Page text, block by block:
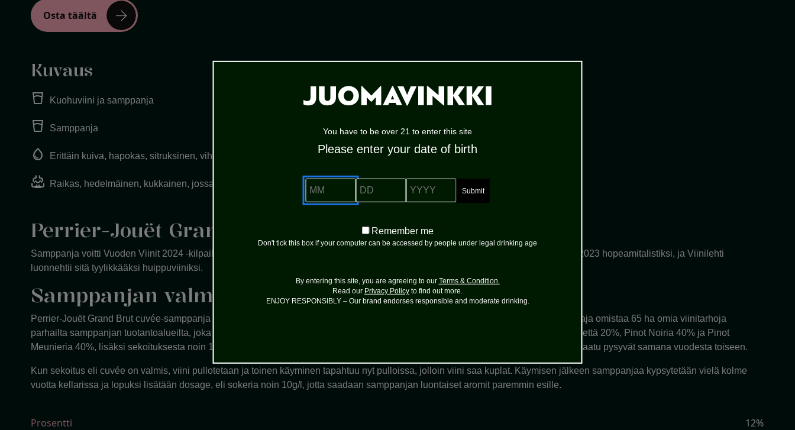
Osta täältä arrow_forward
Kuvaus
water_full Kuohuviini ja samppanja
water_full Samppanja
water_drop Erittäin kuiva, hapokas, sitruksinen, viheromenainen, valkoherukkainen, kevyen yrttinen, hennon paahteinen
oxygen_saturation Raikas, hedelmäinen, kukkainen, jossa briossia ja vaniljaa
Perrier-Jouët Grand Brut – tyylikäs samppanja juhliin
Samppanja voitti Vuoden Viinit 2024 -kilpailussa kultaa sarjassa Samppanjat ja se on valittu myös Viinilehden Vuoden Samppanja 2023 hopeamitalistiksi, ja Viinilehti
luonnehtii sitä tyylikkääksi huippuviiniksi.
Samppanjan valmistuksesta
Perrier-Jouët Grand Brut cuvée-samppanja on talon tyylin mukaisesti elegantti, raikas, kukkainen ja miellyttävän mineraalinen. Tuottaja omistaa 65 ha omia viinitarhoja
parhailta samppanjan tuotantoalueilta, joka varmistaa erinomaisen laadun joka ikinen vuosi. Tämä cuvée sisältää Chardonnay-rypälettä 20%, Pinot Noiria 40% ja Pinot
Meunieria 40%, lisäksi sekoituksesta noin 15% on reserve-viinejä, eli edellisten vuosikertojen laatuviinejä, jotta samppanjan tyyli ja laatu pysyvät samana vuodesta toiseen.
Kun sekoitus eli cuvée on valmis, viini pullotetaan ja toinen käyminen tapahtuu nyt pulloissa, jolloin viini saa kuplat. Käymisen jälkeen samppanjaa kypsytetään vielä kolme
vuotta kellarissa ja lopuksi lisätään dosage, eli sokeria noin 10g/l, jotta saadaan samppanjan luontaiset aromit paremmin esille.
Prosentti
12%
You have to be over 21 to enter this site
Please enter your date of birth
MM DD YYYY
Remember
me
Remember me
Don't tick this box if your computer can be accessed by people under legal drinking age
By entering this site, you are agreeing to our Terms & Condition.
Read our Privacy Policy to find out more.
ENJOY RESPONSIBLY – Our brand endorses responsible and moderate drinking.